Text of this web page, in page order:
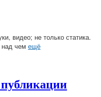
видео; не только статика.
над чем ещё